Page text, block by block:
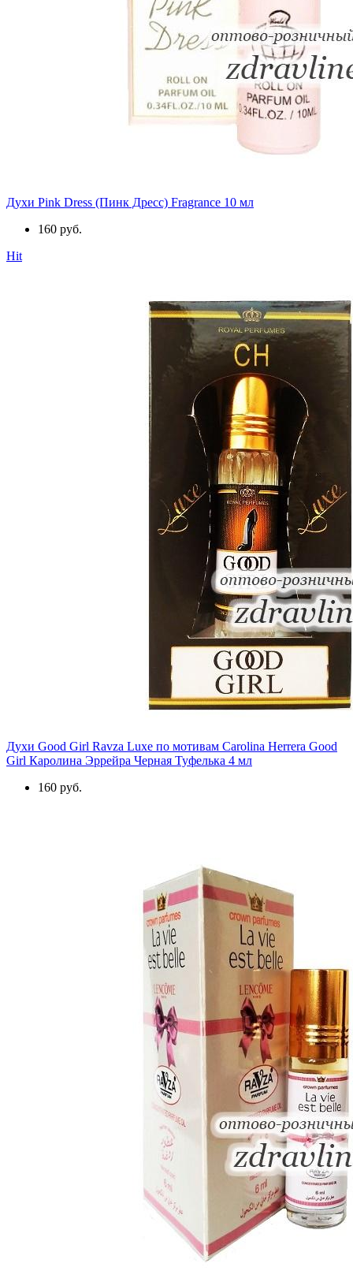
Духи Pink Dress (Пинк Дресс) Fragrance 10 мл
160 руб.
Hit
Духи Good Girl Ravza Luxe по мотивам Carolina Herrera Good
Girl Каролина Эррейра Черная Туфелька 4 мл
160 руб.